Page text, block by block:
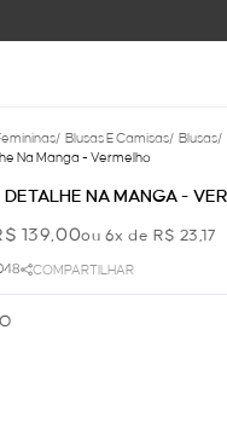
/ Blusas E Camisas/ Blusas/
Na Manga - Vermelho
NA MANGA -
139,00ou 6x de R$ 23,17
COMPARTILHAR